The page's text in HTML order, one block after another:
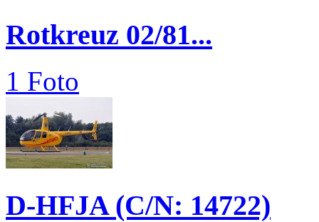
Rotkreuz 02/81...
1 Foto
D-HFJA (C/N: 14722)